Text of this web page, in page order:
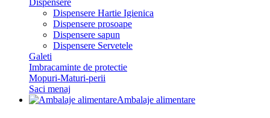
Dispensere Hartie Igienica
Dispensere prosoape
Dispensere sapun
Dispensere Servetele
Galeti
Imbracaminte de protectie
Mopuri-Maturi-perii
Saci menaj
Ambalaje alimentare